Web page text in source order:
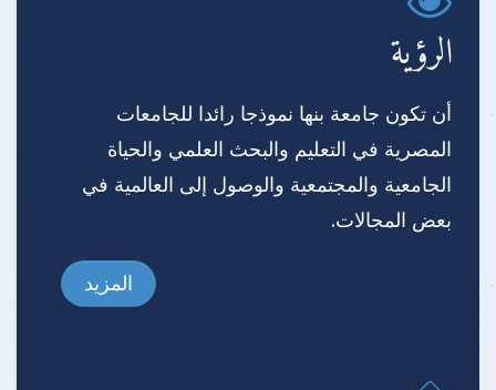
الرؤية
أن تكون جامعة بنها نموذجا رائدا للجامعات
المصرية في التعليم والبحث العلمي والحياة
الجامعية والمجتمعية والوصول إلى العالمية في
بعض المجالات.
المزيد